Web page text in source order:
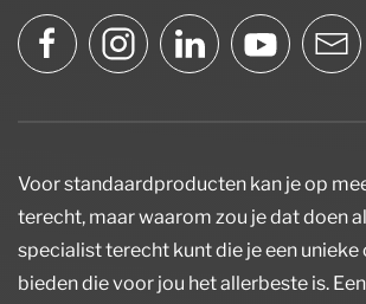
Voor standaardproducten kan je op
terecht, maar waarom zou je dat doen
specialist terecht kunt die je een unieke
bieden die voor jou het allerbeste is.